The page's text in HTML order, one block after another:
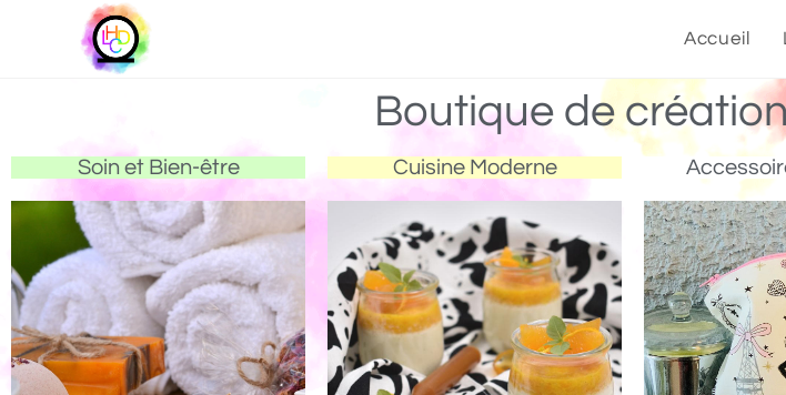
Accueil
Boutique de
Soin et Bien-être Cuisine Moderne